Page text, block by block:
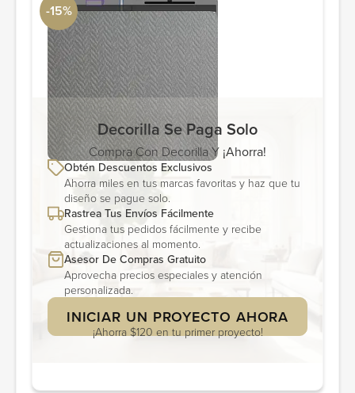
-15%
Graham & Brown
Textured wallpaper
PIDE Y AHORRA
Decorilla Se Paga Solo
Compra Con Decorilla Y ¡Ahorra!
Obtén Descuentos Exclusivos
Ahorra miles en tus marcas favoritas y haz que tu
diseño se pague solo.
Rastrea Tus Envíos Fácilmente
Gestiona tus pedidos fácilmente y recibe
actualizaciones al momento.
Asesor De Compras Gratuito
Aprovecha precios especiales y atención
personalizada.
INICIAR UN PROYECTO AHORA
¡Ahorra $120 en tu primer proyecto!